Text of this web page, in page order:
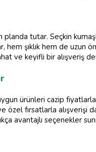
tutar. Seçkin
şıklık hem de uzun
ve keyifli bir alışveriş
ürünleri cazip
özel fırsatlarla alışverişi
avantajlı seçenekler